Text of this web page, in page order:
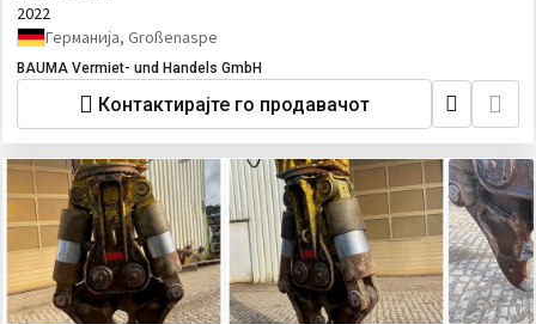
2022
Германија, Großenaspe
BAUMA Vermiet- und Handels GmbH
Контактирајте го продавачот